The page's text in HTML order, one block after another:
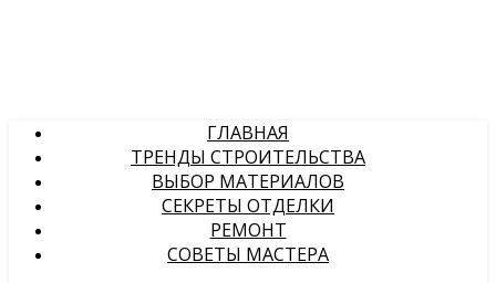
ГЛАВНАЯ
ТРЕНДЫ СТРОИТЕЛЬСТВА
ВЫБОР МАТЕРИАЛОВ
СЕКРЕТЫ ОТДЕЛКИ
РЕМОНТ
СОВЕТЫ МАСТЕРА